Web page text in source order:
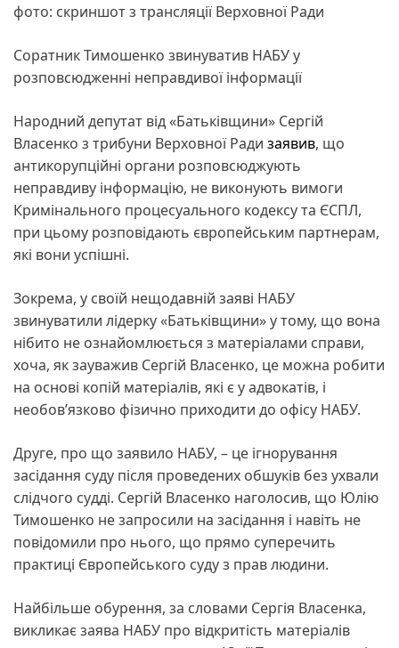
фото: скриншот з трансляції Верховної Ради
Соратник Тимошенко звинуватив НАБУ у
розповсюдженні неправдивої інформації
Народний депутат від «Батьківщини» Сергій
Власенко з трибуни Верховної Ради заявив, що
антикорупційні органи розповсюджують
неправдиву інформацію, не виконують вимоги
Кримінального процесуального кодексу та ЄСПЛ,
при цьому розповідають європейським партнерам,
які вони успішні.
Зокрема, у своїй нещодавній заяві НАБУ
звинуватили лідерку «Батьківщини» у тому, що вона
нібито не ознайомлюється з матеріалами справи,
хоча, як зауважив Сергій Власенко, це можна робити
на основі копій матеріалів, які є у адвокатів, і
необов’язково фізично приходити до офісу НАБУ.
Друге, про що заявило НАБУ, – це ігнорування
засідання суду після проведених обшуків без ухвали
слідчого судді. Сергій Власенко наголосив, що Юлію
Тимошенко не запросили на засідання і навіть не
повідомили про нього, що прямо суперечить
практиці Європейського суду з прав людини.
Найбільше обурення, за словами Сергія Власенка,
викликає заява НАБУ про відкритість матеріалів